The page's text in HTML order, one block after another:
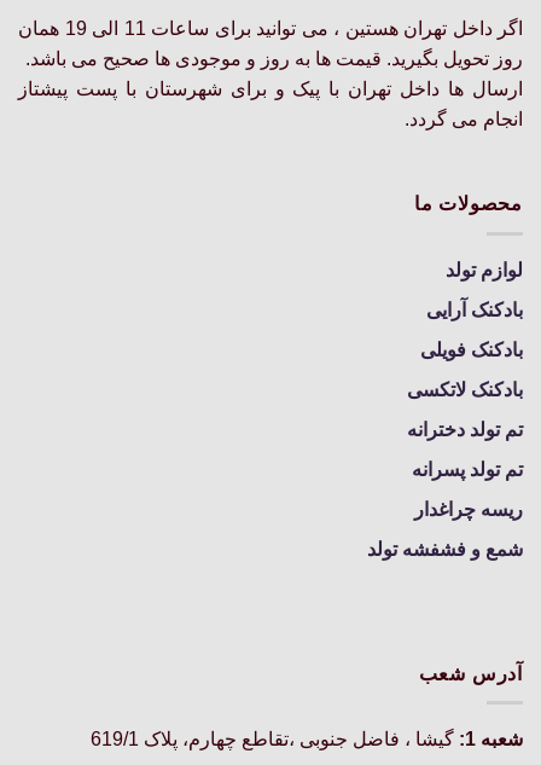
محصول
انتخاب
شوند
اگر داخل تهران هستین ، می توانید برای ساعات 11 الی 19 همان
روز تحویل بگیرید. قیمت ها به روز و موجودی ها صحیح می باشد.
ارسال ها داخل تهران با پیک و برای شهرستان با پست پیشتاز
انجام می گردد.
محصولات ما
لوازم تولد
بادکنک آرایی
بادکنک فویلی
بادکنک لاتکسی
تم تولد دخترانه
تم تولد پسرانه
ریسه چراغدار
شمع و فشفشه تولد
آدرس شعب
شعبه 1: گيشا ، فاضل جنوبی ،تقاطع چهارم، پلاک 619/1